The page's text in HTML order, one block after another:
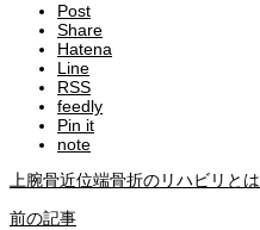
Post
Share
Hatena
Line
RSS
feedly
Pin it
note
上腕骨近位端骨折のリハビリとは
前の記事